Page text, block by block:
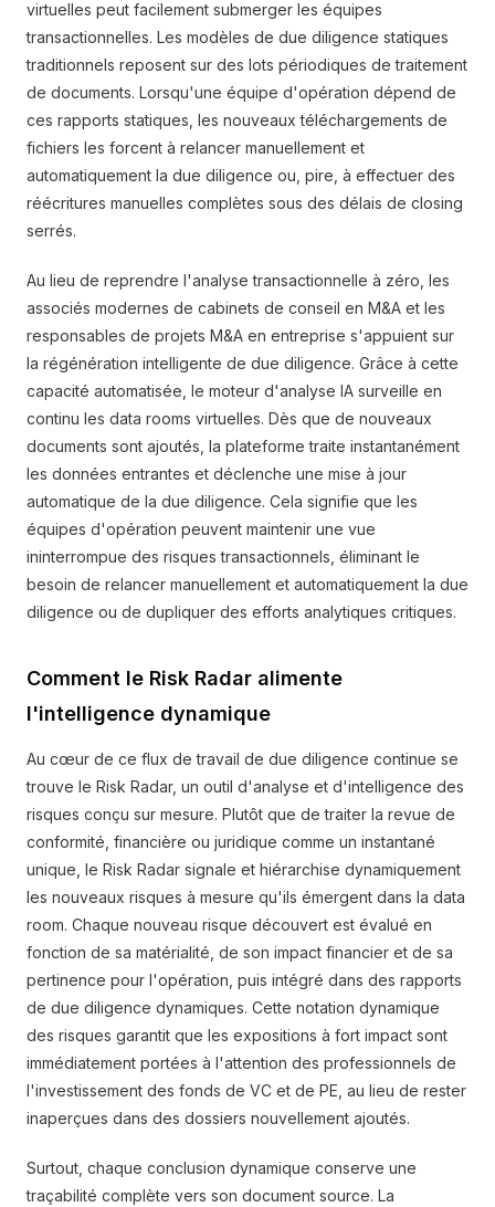
virtuelles peut facilement submerger les équipes
transactionnelles. Les modèles de due diligence statiques
traditionnels reposent sur des lots périodiques de traitement
de documents. Lorsqu'une équipe d'opération dépend de
ces rapports statiques, les nouveaux téléchargements de
fichiers les forcent à relancer manuellement et
automatiquement la due diligence ou, pire, à effectuer des
réécritures manuelles complètes sous des délais de closing
serrés.
Au lieu de reprendre l'analyse transactionnelle à zéro, les
associés modernes de cabinets de conseil en M&A et les
responsables de projets M&A en entreprise s'appuient sur
la régénération intelligente de due diligence. Grâce à cette
capacité automatisée, le moteur d'analyse IA surveille en
continu les data rooms virtuelles. Dès que de nouveaux
documents sont ajoutés, la plateforme traite instantanément
les données entrantes et déclenche une mise à jour
automatique de la due diligence. Cela signifie que les
équipes d'opération peuvent maintenir une vue
ininterrompue des risques transactionnels, éliminant le
besoin de relancer manuellement et automatiquement la due
diligence ou de dupliquer des efforts analytiques critiques.
Comment le Risk Radar alimente
l'intelligence dynamique
Au cœur de ce flux de travail de due diligence continue se
trouve le Risk Radar, un outil d'analyse et d'intelligence des
risques conçu sur mesure. Plutôt que de traiter la revue de
conformité, financière ou juridique comme un instantané
unique, le Risk Radar signale et hiérarchise dynamiquement
les nouveaux risques à mesure qu'ils émergent dans la data
room. Chaque nouveau risque découvert est évalué en
fonction de sa matérialité, de son impact financier et de sa
pertinence pour l'opération, puis intégré dans des rapports
de due diligence dynamiques. Cette notation dynamique
des risques garantit que les expositions à fort impact sont
immédiatement portées à l'attention des professionnels de
l'investissement des fonds de VC et de PE, au lieu de rester
inaperçues dans des dossiers nouvellement ajoutés.
Surtout, chaque conclusion dynamique conserve une
traçabilité complète vers son document source. La